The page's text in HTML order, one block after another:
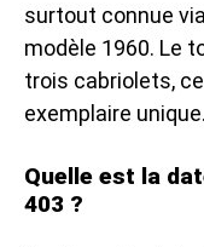
surtout connue
modèle 1960. Le
trois cabriolets,
exemplaire unique.
Quelle est la
403 ?